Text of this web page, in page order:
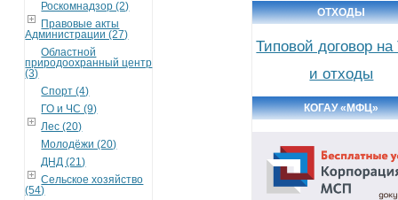
Роскомнадзор (2)
Правовые акты
Администрации (27)
Областной
природоохранный центр
(3)
Спорт (4)
ГО и ЧС (9)
Лес (20)
Молодёжи (20)
ДНД (21)
Сельское хозяйство
(54)
ОТХОДЫ
Типовой договор
и отходы
КОГАУ «МФЦ»